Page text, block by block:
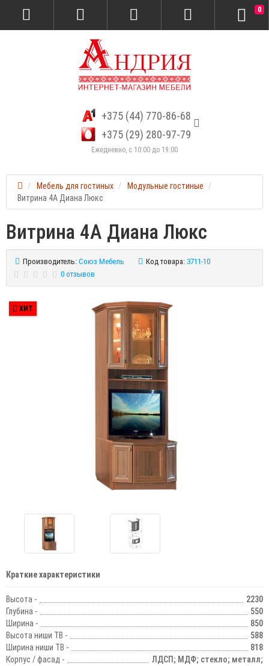
+375 (44) 770-86-68
+375 (29) 280-97-79
Ежедневно, с 10:00 до 19:00
0
Мебель для гостиных
Модульные гостиные
Витрина 4А Диана Люкс
Витрина 4А Диана Люкс
Производитель: Союз Мебель Код товара: 3711-10
0 отзывов
ХИТ
Краткие характеристики
Высота -
2230
Глубина -
550
Ширина -
850
Высота ниши ТВ -
588
Ширина ниши ТВ -
818
Корпус / фасад -
ЛДСП; МДФ; стекло; металл;